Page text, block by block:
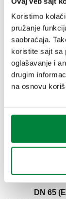
Koristimo
pružanje
saobraćaja.
koristite sajt sa
oglašavanje i
drugim
na osnovu
BIM
Spajanje kontra
od:-
ventilom;-
1092-1) PN 16.
Srednji raspon
bd12e2bf-4a5e-
DN 65